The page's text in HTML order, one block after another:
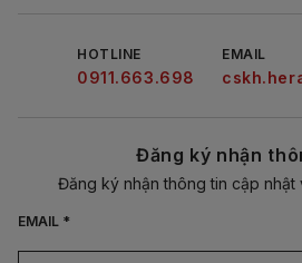
HOTLINE
0911.663.698
EMAIL
Đăng ký nhận
Đăng ký nhận thông tin cập nhật
EMAIL *